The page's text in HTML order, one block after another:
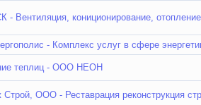
Вентиляция, кониционирование, отопление
- Комплекс услуг в сфере
теплиц - ООО НЕОН
Строй, ООО - Реставрация реконструкция